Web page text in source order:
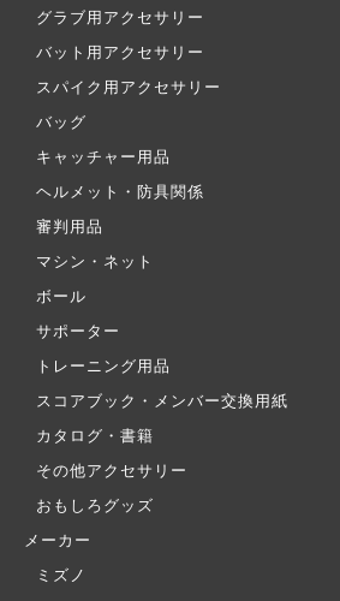
グラブ用アクセサリー
バット用アクセサリー
スパイク用アクセサリー
バッグ
キャッチャー用品
ヘルメット・防具関係
審判用品
マシン・ネット
ボール
サポーター
トレーニング用品
スコアブック・メンバー交換用紙
カタログ・書籍
その他アクセサリー
おもしろグッズ
メーカー
ミズノ